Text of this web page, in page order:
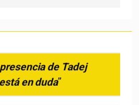
de Tadej
en duda”